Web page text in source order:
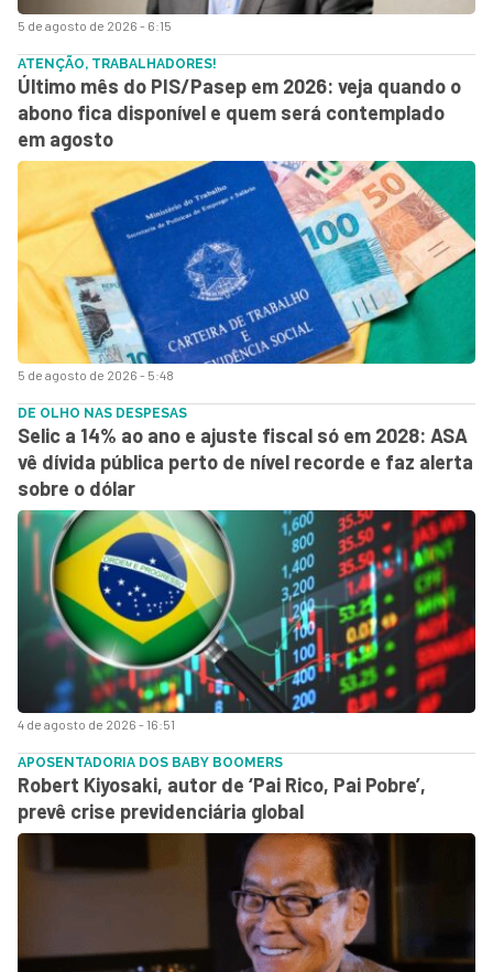
5 de agosto de 2026 - 6:15
5 de agosto de 2026 - 5:48
ATENÇÃO, TRABALHADORES!
Último mês do PIS/Pasep em 2026: veja quando o
abono fica disponível e quem será contemplado
em agosto
4 de agosto de 2026 - 16:51
DE OLHO NAS DESPESAS
Selic a 14% ao ano e ajuste fiscal só em 2028: ASA
vê dívida pública perto de nível recorde e faz alerta
sobre o dólar
APOSENTADORIA DOS BABY BOOMERS
Robert Kiyosaki, autor de ‘Pai Rico, Pai Pobre’,
prevê crise previdenciária global